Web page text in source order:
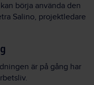
börja använda den
Salino, projektledare
är på gång har